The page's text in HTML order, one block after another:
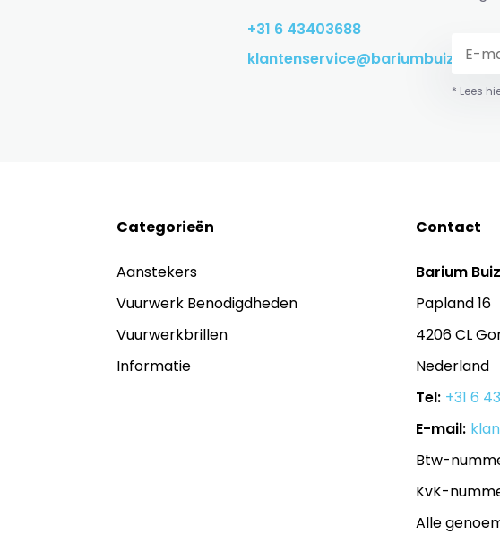
+31 6 43403688
klantenservice@bariumbuizen.nl
* Lees
Categorieën
Aanstekers
Vuurwerk Benodigdheden
Vuurwerkbrillen
Informatie
Contact
Barium
Papland 16
4206 CL
Nederland
Tel: +31 6
E-mail:
Btw-
KvK-
Alle